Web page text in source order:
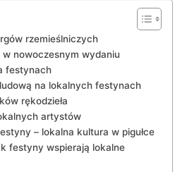
⁤rzemieślniczych
w nowoczesnym wydaniu
festynach
na lokalnych festynach
rękodzieła
artystów
– lokalna kultura w pigułce
festyny wspierają⁤ lokalne